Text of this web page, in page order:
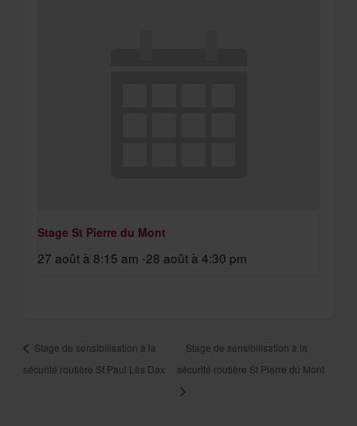
Stage St Pierre du Mont
27 août à 8:15 am -28 août à 4:30 pm
Stage de sensibilisation à la
sécurité routière St Paul Lès Dax
Stage de sensibilisation à la
sécurité routière St Pierre du Mont